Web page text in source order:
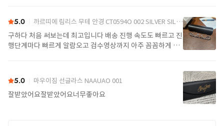
5.0 까르띠에 림리스 무테 안경 CT0594O 002 SILVER SILVER TRANSPARENT
구하다 처음 써보는데 최고입니다 배송 진행 속도도 빠르고 진
행단계마다 빠르게 알람오고 검수영상까지 아주 꼼꼼하게 찍
5.0 마우이짐 선글라스 NAAUAO 001
잘받았어요잘받았어요너무좋아요